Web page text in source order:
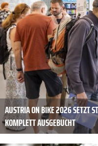
AUSTRIA ON BIKE 2026 SETZT
KOMPLETT AUSGEBUCHT